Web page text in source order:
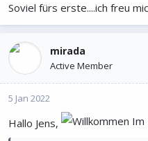
Soviel fürs erste....ich freu
mirada
Active Member
5 Jan 2022
Hallo Jens,